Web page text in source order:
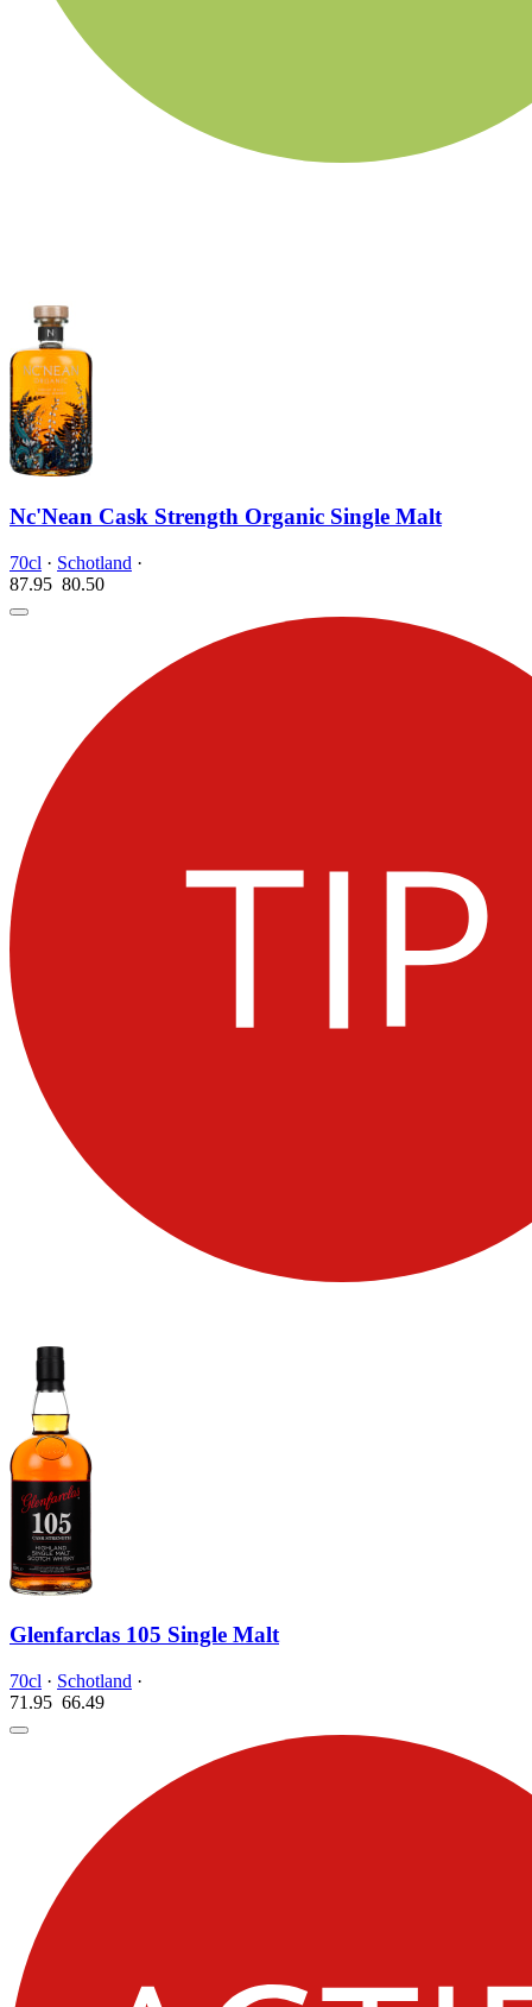
Nc'Nean Cask Strength Organic Single Malt
70cl · Schotland ·
87.95 80.50
Glenfarclas 105 Single Malt
70cl · Schotland ·
71.95 66.49